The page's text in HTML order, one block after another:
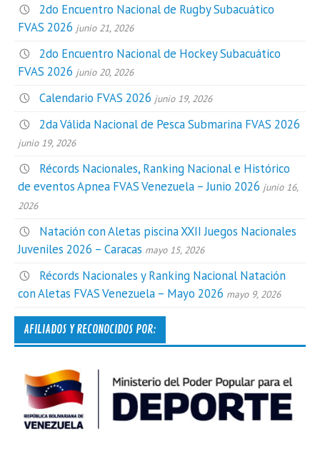
2do Encuentro Nacional de Rugby Subacuático
FVAS 2026 junio 21, 2026
2do Encuentro Nacional de Hockey Subacuático
FVAS 2026 junio 20, 2026
Calendario FVAS 2026 junio 19, 2026
2da Válida Nacional de Pesca Submarina FVAS 2026
junio 19, 2026
Récords Nacionales, Ranking Nacional e Histórico
de eventos Apnea FVAS Venezuela – Junio 2026 junio 16,
2026
Natación con Aletas piscina XXII Juegos Nacionales
Juveniles 2026 – Caracas mayo 15, 2026
Récords Nacionales y Ranking Nacional Natación
con Aletas FVAS Venezuela – Mayo 2026 mayo 9, 2026
AFILIADOS Y RECONOCIDOS POR: